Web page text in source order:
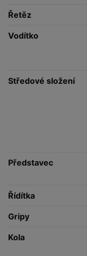
Řetěz
Vodítko
Středové složení
Představec
Řídítka
Gripy
Kola